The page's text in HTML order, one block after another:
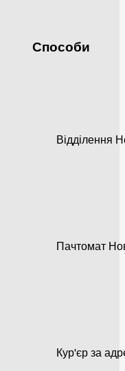
Способи
Відділення
Пачтомат
Кур'єр за